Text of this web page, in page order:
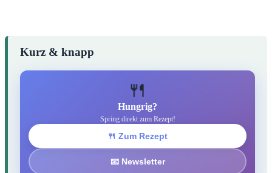
Kurz & knapp
🍴
Hungrig?
Spring direkt zum Rezept!
🍴 Zum Rezept
📧 Newsletter